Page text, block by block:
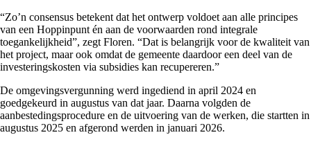
“Zo’n consensus betekent dat het ontwerp voldoet aan alle principes
van een Hoppinpunt én aan de voorwaarden rond integrale
toegankelijkheid”, zegt Floren. “Dat is belangrijk voor de kwaliteit van
het project, maar ook omdat de gemeente daardoor een deel van de
investeringskosten via subsidies kan recupereren.”
De omgevingsvergunning werd ingediend in april 2024 en
goedgekeurd in augustus van dat jaar. Daarna volgden de
aanbestedingsprocedure en de uitvoering van de werken, die startten in
augustus 2025 en afgerond werden in januari 2026.